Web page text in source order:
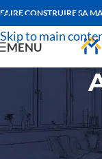
Skip to navigation
Skip to main
FAIRE CONSTRUIRE SA
MENU
Pourquoi